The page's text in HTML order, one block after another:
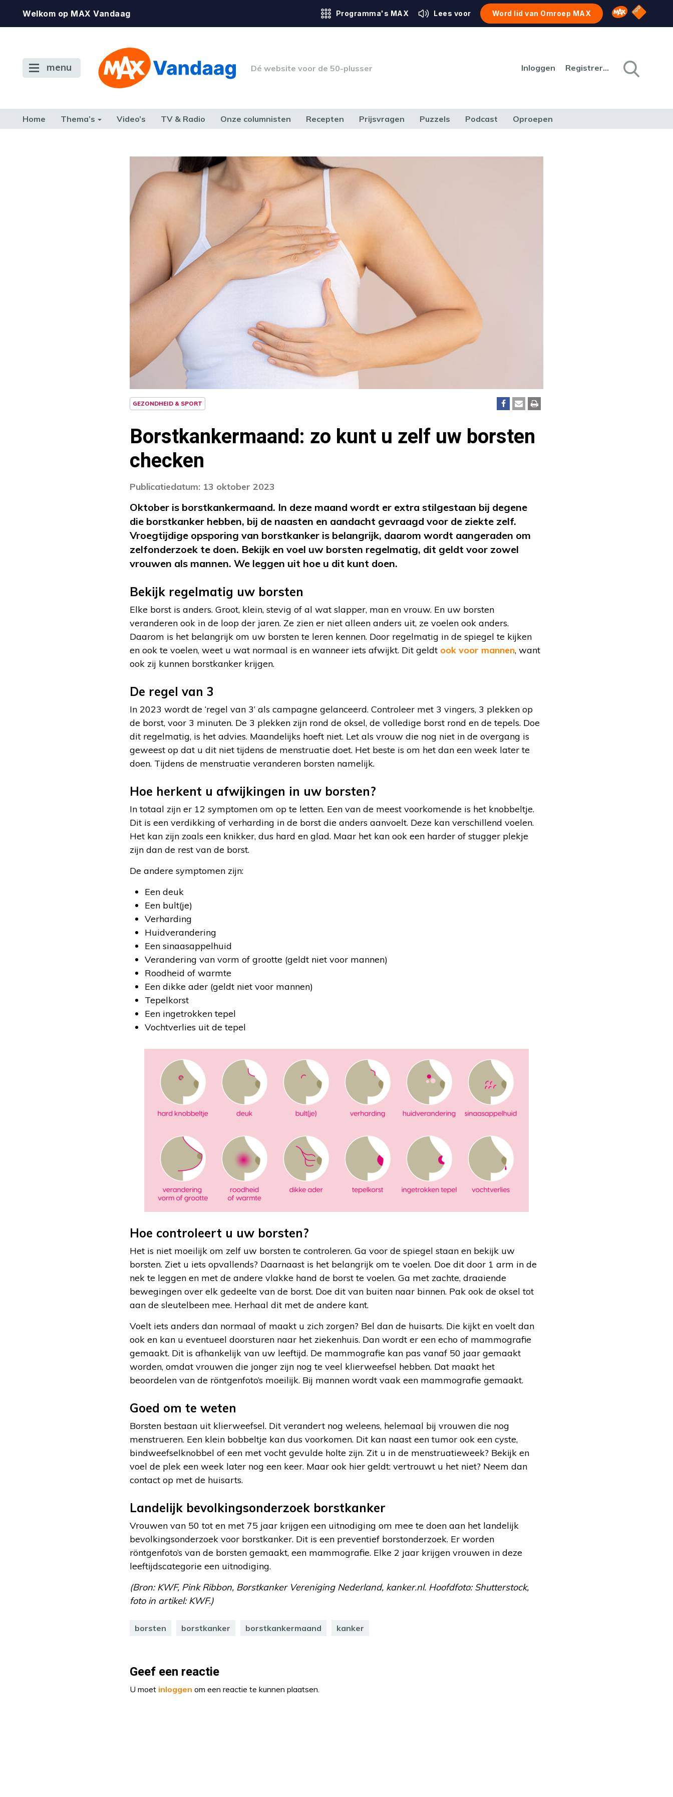
Welkom op MAX Vandaag Programma's MAX Lees voor Word lid van Omroep MAX Omroep MAX
NPO
menu Dé website voor de 50-plusser Inloggen Registreren
Home Thema’s Video’s TV & Radio Onze columnisten Recepten Prijsvragen Puzzels Podcast Oproepen
GEZONDHEID & SPORT
Borstkankermaand: zo kunt u zelf uw borsten
checken
Publicatiedatum: 13 oktober 2023
Oktober is borstkankermaand. In deze maand wordt er extra stilgestaan bij degene
die borstkanker hebben, bij de naasten en aandacht gevraagd voor de ziekte zelf.
Vroegtijdige opsporing van borstkanker is belangrijk, daarom wordt aangeraden om
zelfonderzoek te doen. Bekijk en voel uw borsten regelmatig, dit geldt voor zowel
vrouwen als mannen. We leggen uit hoe u dit kunt doen.
Bekijk regelmatig uw borsten
Elke borst is anders. Groot, klein, stevig of al wat slapper, man en vrouw. En uw borsten
veranderen ook in de loop der jaren. Ze zien er niet alleen anders uit, ze voelen ook anders.
Daarom is het belangrijk om uw borsten te leren kennen. Door regelmatig in de spiegel te kijken
en ook te voelen, weet u wat normaal is en wanneer iets afwijkt. Dit geldt ook voor mannen, want
ook zij kunnen borstkanker krijgen.
De regel van 3
In 2023 wordt de ‘regel van 3’ als campagne gelanceerd. Controleer met 3 vingers, 3 plekken op
de borst, voor 3 minuten. De 3 plekken zijn rond de oksel, de volledige borst rond en de tepels. Doe
dit regelmatig, is het advies. Maandelijks hoeft niet. Let als vrouw die nog niet in de overgang is
geweest op dat u dit niet tijdens de menstruatie doet. Het beste is om het dan een week later te
doen. Tijdens de menstruatie veranderen borsten namelijk.
Hoe herkent u afwijkingen in uw borsten?
In totaal zijn er 12 symptomen om op te letten. Een van de meest voorkomende is het knobbeltje.
Dit is een verdikking of verharding in de borst die anders aanvoelt. Deze kan verschillend voelen.
Het kan zijn zoals een knikker, dus hard en glad. Maar het kan ook een harder of stugger plekje
zijn dan de rest van de borst.
De andere symptomen zijn:
Een deuk
Een bult(je)
Verharding
Huidverandering
Een sinaasappelhuid
Verandering van vorm of grootte (geldt niet voor mannen)
Roodheid of warmte
Een dikke ader (geldt niet voor mannen)
Tepelkorst
Een ingetrokken tepel
Vochtverlies uit de tepel
Hoe controleert u uw borsten?
Het is niet moeilijk om zelf uw borsten te controleren. Ga voor de spiegel staan en bekijk uw
borsten. Ziet u iets opvallends? Daarnaast is het belangrijk om te voelen. Doe dit door 1 arm in de
nek te leggen en met de andere vlakke hand de borst te voelen. Ga met zachte, draaiende
bewegingen over elk gedeelte van de borst. Doe dit van buiten naar binnen. Pak ook de oksel tot
aan de sleutelbeen mee. Herhaal dit met de andere kant.
Voelt iets anders dan normaal of maakt u zich zorgen? Bel dan de huisarts. Die kijkt en voelt dan
ook en kan u eventueel doorsturen naar het ziekenhuis. Dan wordt er een echo of mammografie
gemaakt. Dit is afhankelijk van uw leeftijd. De mammografie kan pas vanaf 50 jaar gemaakt
worden, omdat vrouwen die jonger zijn nog te veel klierweefsel hebben. Dat maakt het
beoordelen van de röntgenfoto’s moeilijk. Bij mannen wordt vaak een mammografie gemaakt.
Goed om te weten
Borsten bestaan uit klierweefsel. Dit verandert nog weleens, helemaal bij vrouwen die nog
menstrueren. Een klein bobbeltje kan dus voorkomen. Dit kan naast een tumor ook een cyste,
bindweefselknobbel of een met vocht gevulde holte zijn. Zit u in de menstruatieweek? Bekijk en
voel de plek een week later nog een keer. Maar ook hier geldt: vertrouwt u het niet? Neem dan
contact op met de huisarts.
Landelijk bevolkingsonderzoek borstkanker
Vrouwen van 50 tot en met 75 jaar krijgen een uitnodiging om mee te doen aan het landelijk
bevolkingsonderzoek voor borstkanker. Dit is een preventief borstonderzoek. Er worden
röntgenfoto’s van de borsten gemaakt, een mammografie. Elke 2 jaar krijgen vrouwen in deze
leeftijdscategorie een uitnodiging.
(Bron: KWF, Pink Ribbon, Borstkanker Vereniging Nederland, kanker.nl. Hoofdfoto: Shutterstock,
foto in artikel: KWF.)
borsten borstkanker borstkankermaand kanker
Geef een reactie
U moet inloggen om een reactie te kunnen plaatsen.